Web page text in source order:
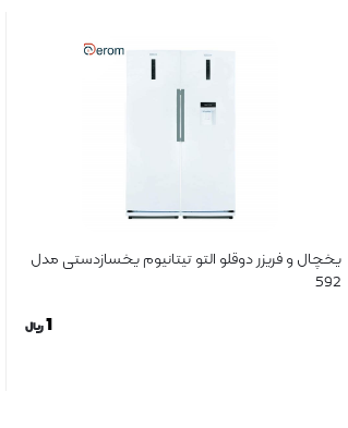
یخچال و فریزر دوقلو التو تیتانیوم یخسازدستی مدل
592
1ریال